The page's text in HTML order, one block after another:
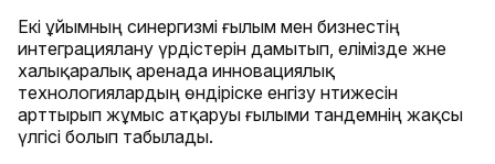
Екі ұйымның синергизмі ғылым мен бизнестің
интеграциялану үрдістерін дамытып, елімізде және
халықаралық аренада инновациялық
технологиялардың өндіріске енгізу нәтижесін
арттырып жұмыс атқаруы ғылыми тандемнің жақсы
үлгісі болып табылады.